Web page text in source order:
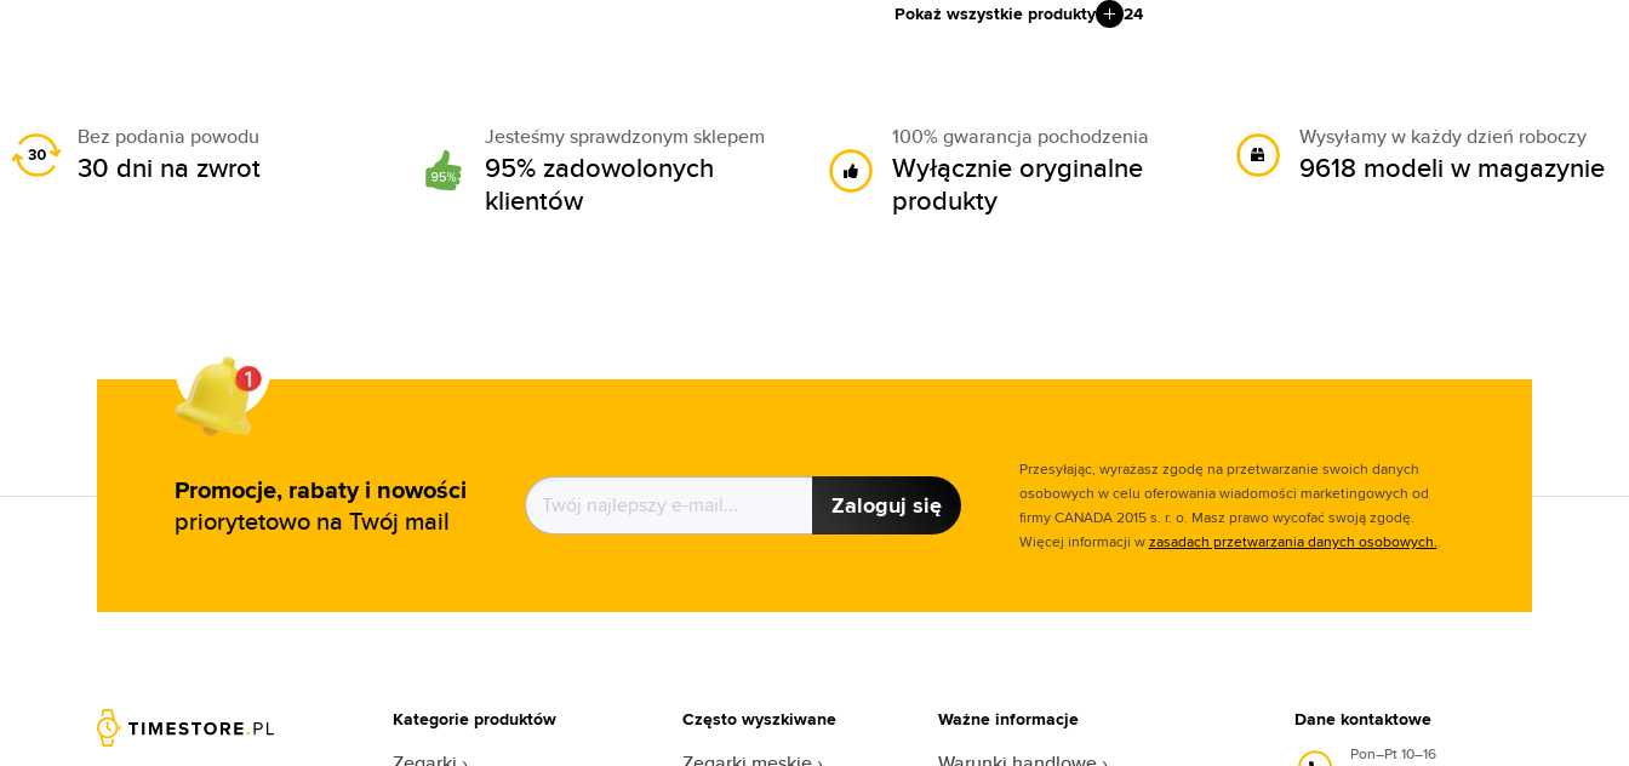
Pokaż wszystkie produkty 24
Bez podania powodu
30 dni na zwrot
Jesteśmy sprawdzonym sklepem
95% zadowolonych
klientów
100% gwarancja pochodzenia
Wyłącznie oryginalne
produkty
Wysyłamy w każdy dzień roboczy
9618 modeli w magazynie
Promocje, rabaty i nowości
priorytetowo na Twój mail Zaloguj się
Przesyłając, wyrażasz zgodę na przetwarzanie swoich danych
osobowych w celu oferowania wiadomości marketingowych od
firmy CANADA 2015 s. r. o. Masz prawo wycofać swoją zgodę.
Więcej informacji wzasadach przetwarzania danych osobowych..
Kategorie produktów Często wyszkiwane Ważne informacje Dane kontaktowe
Pon–Pt 10–16